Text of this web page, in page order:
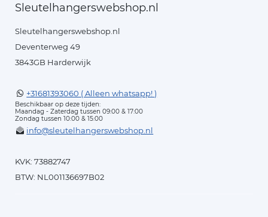
Sleutelhangerswebshop.nl
Sleutelhangerswebshop.nl
Deventerweg 49
3843GB Harderwijk
+31681393060 ( Alleen whatsapp! )
Beschikbaar op deze tijden:
Maandag - Zaterdag tussen 09:00 & 17:00
Zondag tussen 10:00 & 15:00
info@sleutelhangerswebshop.nl
KVK: 73882747
BTW: NL001136697B02